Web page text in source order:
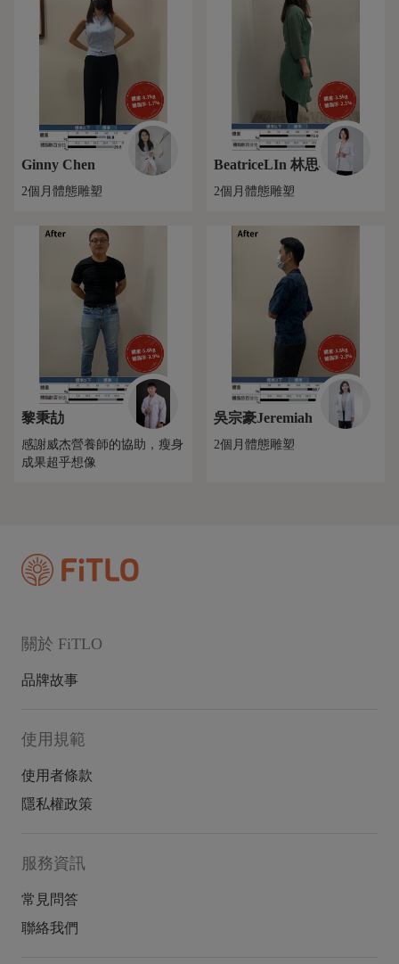
Ginny Chen
2個月體態雕塑
BeatriceLIn 林思羽
2個月體態雕塑
黎秉劼
感謝威杰營養師的協助，瘦身
成果超乎想像
吳宗豪Jeremiah
2個月體態雕塑
關於 FiTLO
品牌故事
使用規範
使用者條款
隱私權政策
服務資訊
常見問答
聯絡我們